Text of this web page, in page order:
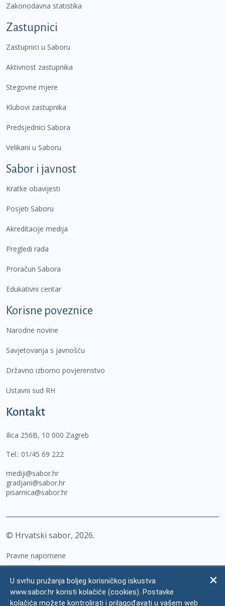
Zakonodavna statistika
Zastupnici
Zastupnici u Saboru
Aktivnost zastupnika
Stegovne mjere
Klubovi zastupnika
Predsjednici Sabora
Velikani u Saboru
Sabor i javnost
Kratke obavijesti
Posjeti Saboru
Akreditacije medija
Pregledi rada
Proračun Sabora
Edukativni centar
Korisne poveznice
Narodne novine
Savjetovanja s javnošću
Državno izborno povjerenstvo
Ustavni sud RH
Kontakt
Ilica 256B, 10 000 Zagreb
Tel.: 01/45 69 222
mediji@sabor.hr
gradjani@sabor.hr
pisarnica@sabor.hr
© Hrvatski sabor, 2026
Pravne napomene
Zaštita osobnih podataka
U svrhu pružanja boljeg korisničkog iskustva
www.sabor.hr koristi kolačiće (cookies). Postavke
kolačića možete kontrolirati i prilagođavati u vašem web